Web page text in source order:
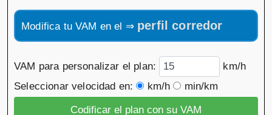
Modifica tu VAM en el ⇒ perfil corredor
VAM para personalizar el plan:
km/h
Seleccionar velocidad en:
km/h min/km